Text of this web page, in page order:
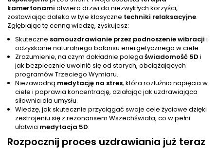
kamertonami otwiera drzwi do niezwykłych korzyści,
zostawiając daleko w tyle klasyczne techniki relaksacyjne.
Zgłębiając tę cenną wiedzę, zyskujesz:
Skuteczne samouzdrawianie przez podnoszenie wibracji i
odzyskanie naturalnego balansu energetycznego w ciele.
Zrozumienie, na czym dokładnie polega świadomość 5D i
jak bezpiecznie uwolnić się od starych, obciążających
programów Trzeciego Wymiaru.
Niezawodną medytację na stres, która rozluźnia napięcia w
ciele i poprawia koncentrację, działając jak uzdrawiająca
siłownia dla umysłu.
Wiedzę, jak skutecznie przyciągać swoje cele życiowe dzięki
zestrojeniu się z rezonansem Wszechświata, co w pełni
ułatwia medytacja 5D.
Rozpocznij proces uzdrawiania już teraz